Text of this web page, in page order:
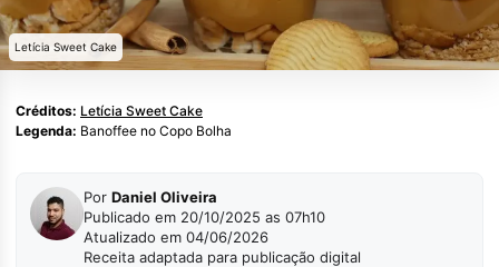
Letícia Sweet Cake
Créditos: Letícia Sweet Cake
Legenda: Banoffee no Copo Bolha
Por Daniel Oliveira
Publicado em 20/10/2025 as 07h10
Atualizado em 04/06/2026
Receita adaptada para publicação digital